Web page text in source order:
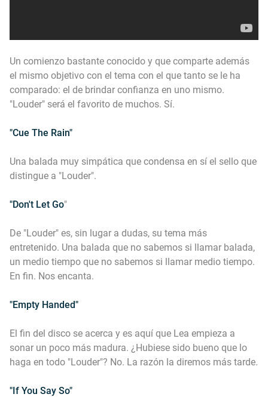
Un comienzo bastante conocido y que comparte además
el mismo objetivo con el tema con el que tanto se le ha
comparado: el de brindar confianza en uno mismo.
"Louder" será el favorito de muchos. Sí.
"Cue The Rain"
Una balada muy simpática que condensa en sí el sello que
distingue a "Louder".
"Don't Let Go"
De "Louder" es, sin lugar a dudas, su tema más
entretenido. Una balada que no sabemos si llamar balada,
un medio tiempo que no sabemos si llamar medio tiempo.
En fin. Nos encanta.
"Empty Handed"
El fin del disco se acerca y es aquí que Lea empieza a
sonar un poco más madura. ¿Hubiese sido bueno que lo
haga en todo "Louder"? No. La razón la diremos más tarde.
"If You Say So"